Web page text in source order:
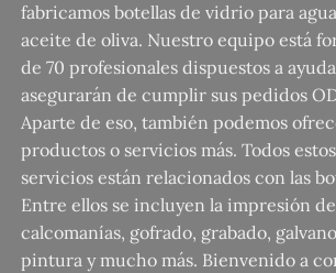
fabricamos botellas de vidrio para
aceite de oliva. Nuestro equipo está
de 70 profesionales dispuestos a
asegurarán de cumplir sus pedidos
Aparte de eso, también podemos
productos o servicios más. Todos
servicios están relacionados con las
Entre ellos se incluyen la impresión
calcomanías, gofrado, grabado,
pintura y mucho más. Bienvenido a